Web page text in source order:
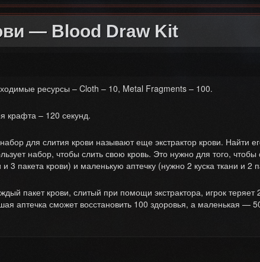
— Blood Draw Kit
ресурсы – Cloth – 10, Metal Fragments – 100.
крафта – 120 секунд.
для слития крови называют еще экстрактор крови. Найти
набор, чтобы слить свою кровь. Это нужно для того,
и 3 пакета крови) и маленькую аптечку (нужно 2 куска ткани и 2
пакет крови, слитый при помощи экстрактора, игрок
аптечка сможет восстановить 100 здоровья, а маленькая —
DRAW KIT